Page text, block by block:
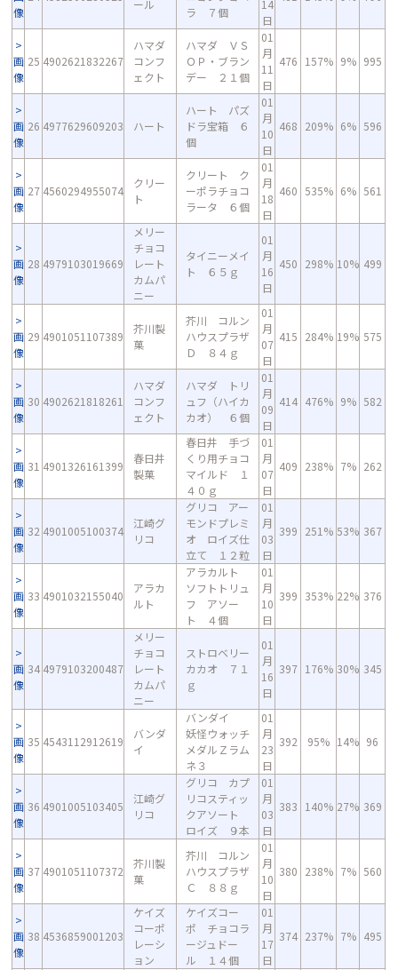
像
ール
ラ ７個
14
日
画
像
25 4902621832267
ハマダ
コンフ
ェクト
ハマダ ＶＳ
ＯＰ・ブラン
デー ２１個
01
月
11
日
476 157% 9% 995
画
像
26 4977629609203 ハート
ハート パズ
ドラ宝箱 ６
個
01
月
10
日
468 209% 6% 596
画
像
27 4560294955074
クリー
ト
クリート ク
ーポラチョコ
ラータ ６個
01
月
18
日
460 535% 6% 561
画
像
28 4979103019669
メリー
チョコ
レート
カムパ
ニー
タイニーメイ
ト ６５ｇ
01
月
16
日
450 298% 10% 499
画
像
29 4901051107389
芥川製
菓
芥川 コルン
ハウスプラザ
Ｄ ８４ｇ
01
月
07
日
415 284% 19% 575
画
像
30 4902621818261
ハマダ
コンフ
ェクト
ハマダ トリ
ュフ（ハイカ
カオ） ６個
01
月
09
日
414 476% 9% 582
画
像
31 4901326161399
春日井
製菓
春日井 手づ
くり用チョコ
マイルド １
４０ｇ
01
月
07
日
409 238% 7% 262
画
像
32 4901005100374
江崎グ
リコ
グリコ アー
モンドプレミ
オ ロイズ仕
立て １２粒
01
月
03
日
399 251% 53% 367
画
像
33 4901032155040
アラカ
ルト
アラカルト
ソフトトリュ
フ アソー
ト ４個
01
月
10
日
399 353% 22% 376
画
像
34 4979103200487
メリー
チョコ
レート
カムパ
ニー
ストロベリー
カカオ ７１
ｇ
01
月
16
日
397 176% 30% 345
画
像
35 4543112912619
バンダ
イ
バンダイ
妖怪ウォッチ
メダルＺラム
ネ３
01
月
23
日
392 95% 14% 96
画
像
36 4901005103405
江崎グ
リコ
グリコ カプ
リコスティッ
クアソート
ロイズ ９本
01
月
03
日
383 140% 27% 369
画
像
37 4901051107372
芥川製
菓
芥川 コルン
ハウスプラザ
Ｃ ８８ｇ
01
月
10
日
380 238% 7% 560
画
像
38 4536859001203
ケイズ
コーポ
レーシ
ョン
ケイズコー
ポ チョコラ
ージュドー
ル １４個
01
月
17
日
374 237% 7% 495